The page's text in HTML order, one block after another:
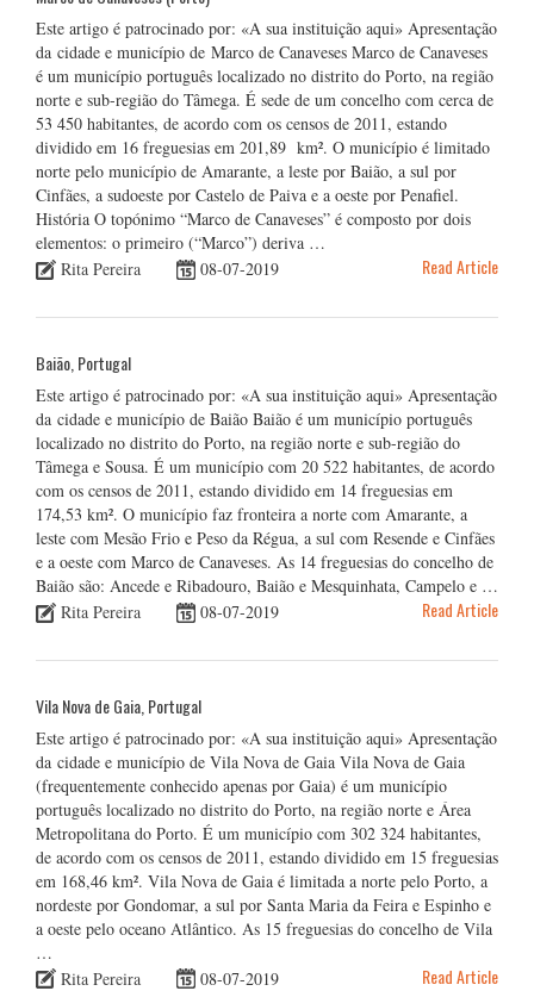
Este artigo é patrocinado por: «A sua instituição aqui» Apresentação
da cidade e município de Marco de Canaveses Marco de Canaveses
é um município português localizado no distrito do Porto, na região
norte e sub-região do Tâmega. É sede de um concelho com cerca de
53 450 habitantes, de acordo com os censos de 2011, estando
dividido em 16 freguesias em 201,89 km². O município é limitado
norte pelo município de Amarante, a leste por Baião, a sul por
Cinfães, a sudoeste por Castelo de Paiva e a oeste por Penafiel.
História O topónimo “Marco de Canaveses” é composto por dois
elementos: o primeiro (“Marco”) deriva …
Rita Pereira
08-07-2019 Read Article
Baião, Portugal
Este artigo é patrocinado por: «A sua instituição aqui» Apresentação
da cidade e município de Baião Baião é um município português
localizado no distrito do Porto, na região norte e sub-região do
Tâmega e Sousa. É um município com 20 522 habitantes, de acordo
com os censos de 2011, estando dividido em 14 freguesias em
174,53 km². O município faz fronteira a norte com Amarante, a
leste com Mesão Frio e Peso da Régua, a sul com Resende e Cinfães
e a oeste com Marco de Canaveses. As 14 freguesias do concelho de
Baião são: Ancede e Ribadouro, Baião e Mesquinhata, Campelo e …
Rita Pereira
08-07-2019 Read Article
Vila Nova de Gaia, Portugal
Este artigo é patrocinado por: «A sua instituição aqui» Apresentação
da cidade e município de Vila Nova de Gaia Vila Nova de Gaia
(frequentemente conhecido apenas por Gaia) é um município
português localizado no distrito do Porto, na região norte e Área
Metropolitana do Porto. É um município com 302 324 habitantes,
de acordo com os censos de 2011, estando dividido em 15 freguesias
em 168,46 km². Vila Nova de Gaia é limitada a norte pelo Porto, a
nordeste por Gondomar, a sul por Santa Maria da Feira e Espinho e
a oeste pelo oceano Atlântico. As 15 freguesias do concelho de Vila
…
Rita Pereira
08-07-2019 Read Article